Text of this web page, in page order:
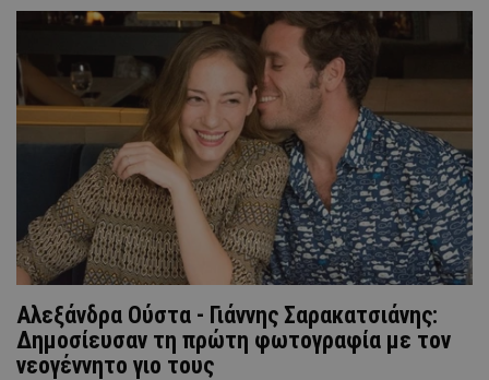
Αλεξάνδρα Ούστα - Γιάννης Σαρακατσιάνης:
Δημοσίευσαν τη πρώτη φωτογραφία με τον
νεογέννητο γιο τους